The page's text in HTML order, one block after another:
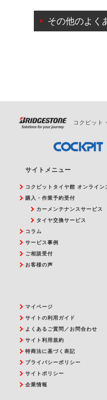
ご来店予約日の3営業
の日時変更につきま
その他のよく
コクピット
サイトメニュー
コクピットタイヤ館 オンライン
購入・作業予約受付
カーメンテナンスサービス
タイヤ交換サービス
コラム
サービス事例
ご相談受付
お客様の声
マイページ
サイトの利用ガイド
よくあるご質問／お問合わせ
サイト利用規約
特商法に基づく表記
プライバシーポリシー
サイトポリシー
企業情報